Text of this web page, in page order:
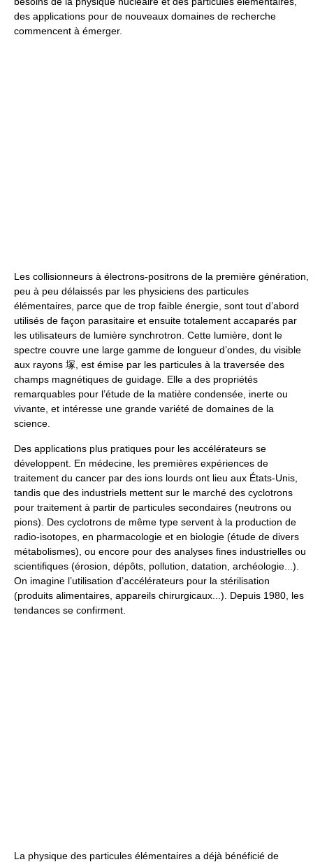
des applications pour de nouveaux domaines de recherche
commencent à émerger.
Les collisionneurs à électrons-positrons de la première génération,
peu à peu délaissés par les physiciens des particules
élémentaires, parce que de trop faible énergie, sont tout d’abord
utilisés de façon parasitaire et ensuite totalement accaparés par
les utilisateurs de lumière synchrotron. Cette lumière, dont le
spectre couvre une large gamme de longueur d’ondes, du visible
aux rayons 塚, est émise par les particules à la traversée des
champs magnétiques de guidage. Elle a des propriétés
remarquables pour l’étude de la matière condensée, inerte ou
vivante, et intéresse une grande variété de domaines de la
science.
Des applications plus pratiques pour les accélérateurs se
développent. En médecine, les premières expériences de
traitement du cancer par des ions lourds ont lieu aux États-Unis,
tandis que des industriels mettent sur le marché des cyclotrons
pour traitement à partir de particules secondaires (neutrons ou
pions). Des cyclotrons de même type servent à la production de
radio-isotopes, en pharmacologie et en biologie (étude de divers
métabolismes), ou encore pour des analyses fines industrielles ou
scientifiques (érosion, dépôts, pollution, datation, archéologie...).
On imagine l’utilisation d’accélérateurs pour la stérilisation
(produits alimentaires, appareils chirurgicaux...). Depuis 1980, les
tendances se confirment.
La physique des particules élémentaires a déjà bénéficié de